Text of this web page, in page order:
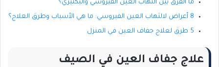
ما الفرق بين التهاب العين الفيروسي والبكتيري؟
8 أعراض لالتهاب العين الفيروسي: ما هي الأسباب وطرق العلاج؟
5 طرق لعلاج جفاف العين في المنزل
علاج جفاف العين في الصيف